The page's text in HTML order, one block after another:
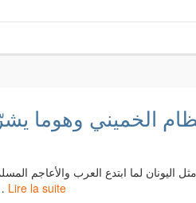
نظام الخميني
مثل اليونان لما ابتدع العرب
أو شيعيّة. أنا من Lire la suite